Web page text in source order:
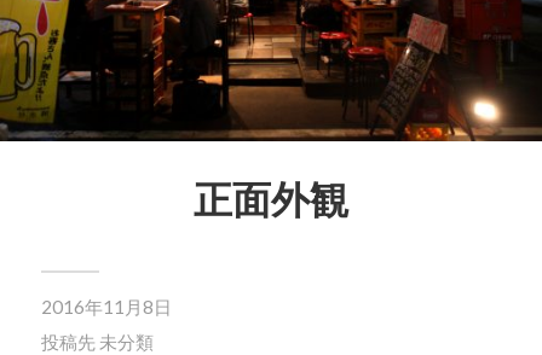
正面外観
2016年11月8日
投稿先 未分類